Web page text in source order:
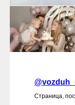
Страница,